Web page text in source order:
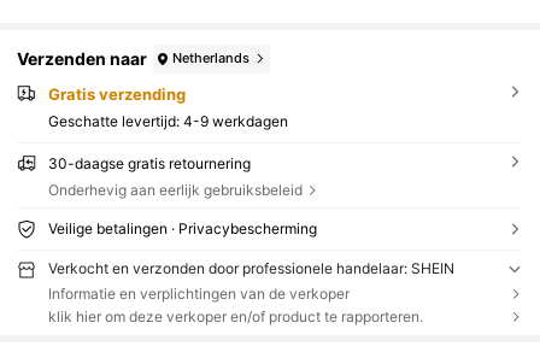
Verzenden naar Netherlands
Gratis verzending
Geschatte levertijd: 4-9 werkdagen
30-daagse gratis retournering
Onderhevig aan eerlijk gebruiksbeleid
Veilige betalingen · Privacybescherming
Verkocht en verzonden door professionele handelaar: SHEIN
Informatie en verplichtingen van de verkoper
klik hier om deze verkoper en/of product te rapporteren.